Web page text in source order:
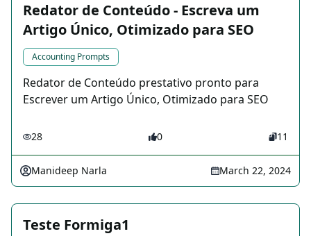
Redator de Conteúdo - Escreva um
Artigo Único, Otimizado para SEO
Accounting Prompts
Redator de Conteúdo prestativo pronto para
Escrever um Artigo Único, Otimizado para SEO
28 0 11
Manideep Narla March 22, 2024
Teste Formiga1